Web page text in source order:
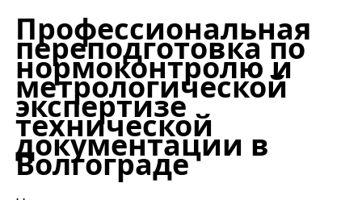
Профессиональная
переподготовка по
нормоконтролю и
метрологической
экспертизе
технической
документации в
Волгограде